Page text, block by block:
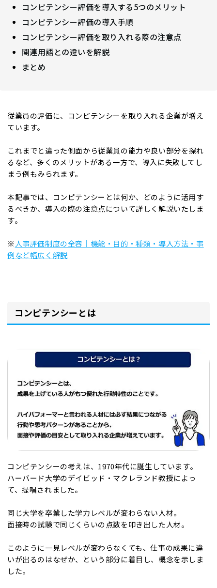
コンピテンシー評価を導入する5つのメリット
コンピテンシー評価の導入手順
コンピテンシー評価を取り入れる際の注意点
関連用語との違いを解説
まとめ
従業員の評価に、コンピテンシーを取り入れる企業が増え
ています。
これまでと違った側面から従業員の能力や良い部分を探れ
るなど、多くのメリットがある一方で、導入に失敗してし
まう例もみられます。
本記事では、コンピテンシーとは何か、どのように活用す
るべきか、導入の際の注意点について詳しく解説いたしま
す。
※ 人事評価制度の全容｜機能・目的・種類・導入方法・事
例など幅広く解説
コンピテンシーとは
コンピテンシーの考えは、1970年代に誕生しています。
ハーバード大学のデイビッド・マクレランド教授によっ
て、提唱されました。
同じ大学を卒業した学力レベルが変わらない人材。
面接時の試験で同じくらいの点数を叩き出した人材。
このように一見レベルが変わらなくても、仕事の成果に違
いが出るのはなぜか、という部分に着目し、概念を示しま
した。